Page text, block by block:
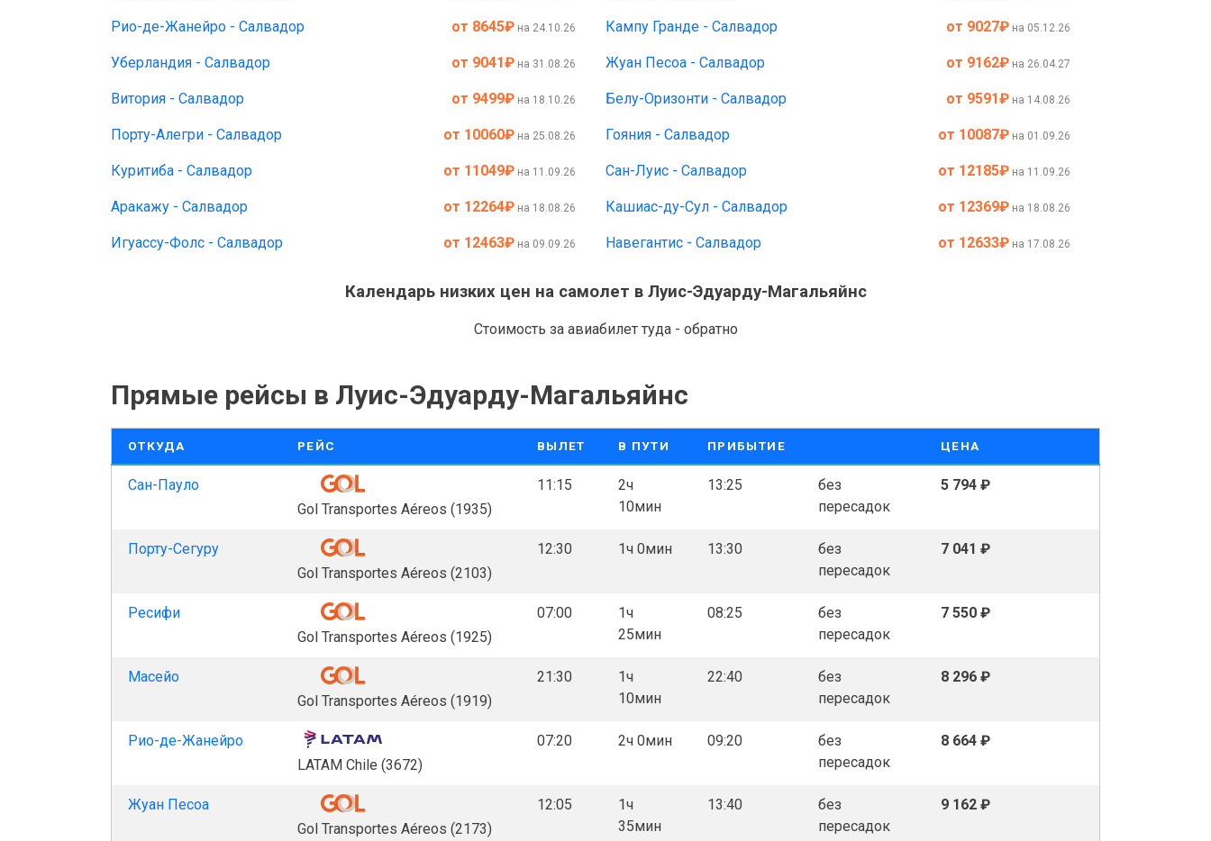
Рио-де-Жанейро - Салвадор от 8645₽ на 24.10.26 Кампу Гранде - Салвадор от 9027₽ на 05.12.26
Уберландия - Салвадор от 9041₽ на 31.08.26 Жуан Песоа - Салвадор от 9162₽ на 26.04.27
Витория - Салвадор от 9499₽ на 18.10.26 Белу-Оризонти - Салвадор от 9591₽ на 14.08.26
Порту-Алегри - Салвадор от 10060₽ на 25.08.26 Гояния - Салвадор от 10087₽ на 01.09.26
Куритиба - Салвадор от 11049₽ на 11.09.26 Сан-Луис - Салвадор от 12185₽ на 11.09.26
Аракажу - Салвадор от 12264₽ на 18.08.26 Кашиас-ду-Сул - Салвадор от 12369₽ на 18.08.26
Игуассу-Фолс - Салвадор от 12463₽ на 09.09.26 Навегантис - Салвадор от 12633₽ на 17.08.26
Календарь низких цен на самолет в Луис-Эдуарду-Магальяйнс
Стоимость за авиабилет туда - обратно
Прямые рейсы в Луис-Эдуарду-Магальяйнс
ОТКУДА РЕЙС ВЫЛЕТ В ПУТИ ПРИБЫТИЕ ЦЕНА
Сан-Пауло
Gol Transportes Aéreos (1935)
11:15
2ч
10мин
13:25
без
пересадок
5 794 ₽
Порту-Сегуру
Gol Transportes Aéreos (2103)
12:30 1ч 0мин 13:30
без
пересадок
7 041 ₽
Ресифи
Gol Transportes Aéreos (1925)
07:00
1ч
25мин
08:25
без
пересадок
7 550 ₽
Масейо
Gol Transportes Aéreos (1919)
21:30
1ч
10мин
22:40
без
пересадок
8 296 ₽
Рио-де-Жанейро
LATAM Chile (3672)
07:20 2ч 0мин 09:20
без
пересадок
8 664 ₽
Жуан Песоа
Gol Transportes Aéreos (2173)
12:05
1ч
35мин
13:40
без
пересадок
9 162 ₽